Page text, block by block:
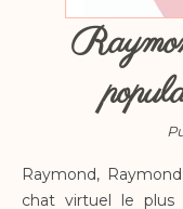
Raymond,
chat virtuel le plus